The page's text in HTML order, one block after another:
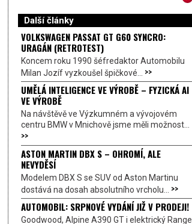
Další články
VOLKSWAGEN PASSAT GT G60 SYNCRO:
URAGÁN (RETROTEST)
Koncem roku 1990 šéfredaktor Automobilu
Milan Jozíf vyzkoušel špičkové... >>
UMĚLÁ INTELIGENCE VE VÝROBĚ – FYZICKÁ AI
VE VÝROBĚ
Na návštěvě ve Výzkumném a vývojovém
centru BMW v Mnichově jsme měli možnost...
>>
ASTON MARTIN DBX S – OHROMÍ, ALE
NEVYDĚSÍ
Modelem DBX S se SUV od Aston Martinu
dostává na dosah absolutního vrcholu... >>
AUTOMOBIL: SRPNOVÉ VYDÁNÍ JIŽ V PRODEJI!
Goodwood, Alpine A390 GT i elektrický Range